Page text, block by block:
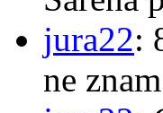
jura22:
ne